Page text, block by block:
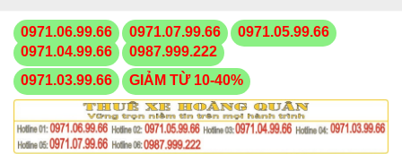
0971.06.99.66 0971.07.99.66
0971.05.99.66
0971.04.99.66
0987.999.222
0971.03.99.66
GIẢM TỪ 10-40%